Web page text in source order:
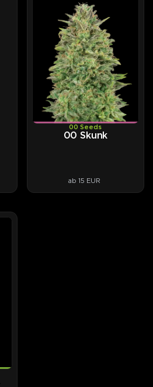
00 Seeds
00 Skunk
ab 15 EUR